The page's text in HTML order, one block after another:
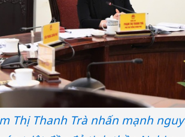
Thị Thanh Trà nhấn mạnh